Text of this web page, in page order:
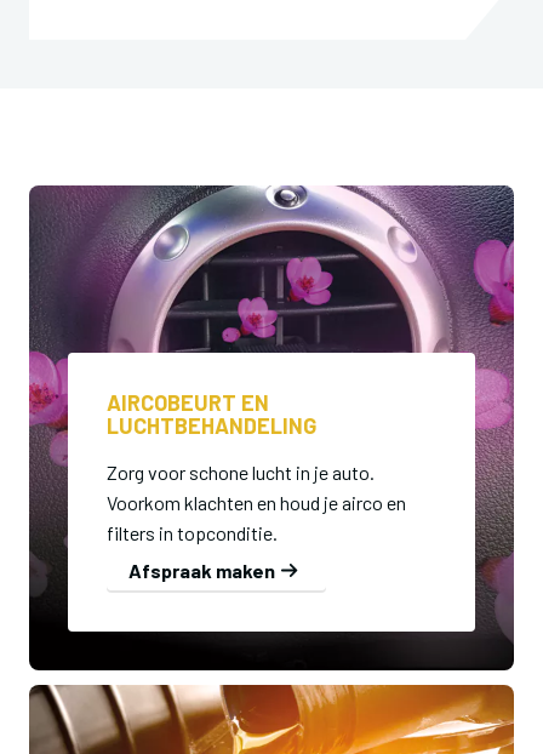
AIRCOBEURT EN
LUCHTBEHANDELING
Zorg voor schone lucht in je auto.
Voorkom klachten en houd je airco en
filters in topconditie.
Afspraak maken